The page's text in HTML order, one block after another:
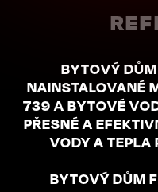
BYTOVÝ
NAINSTALOVANÉ
739 A BYTOVÉ
PŘESNÉ A
VODY A TEPLA
BYTOVÝ DŮM